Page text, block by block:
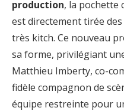
production, la pochette
est directement tirée
très kitch. Ce nouveau
sa forme, privilégiant
Matthieu Imberty, co-
fidèle compagnon de
équipe restreinte pour